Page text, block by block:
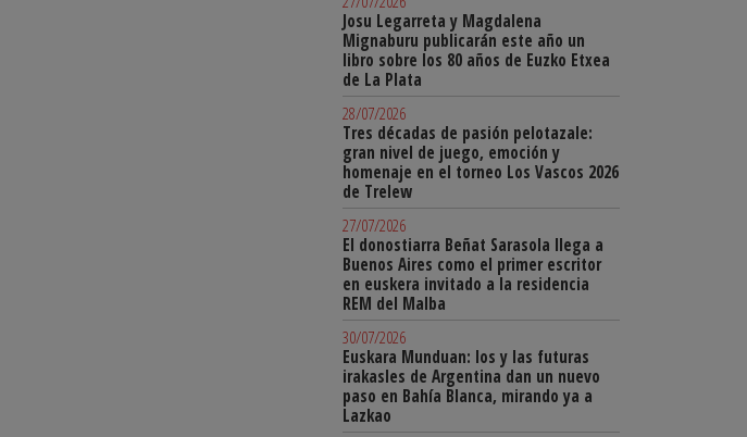
Josu Legarreta y Magdalena
Mignaburu publicarán este año un
libro sobre los 80 años de Euzko Etxea
de La Plata
28/07/2026
Tres décadas de pasión pelotazale:
gran nivel de juego, emoción y
homenaje en el torneo Los Vascos 2026
de Trelew
27/07/2026
El donostiarra Beñat Sarasola llega a
Buenos Aires como el primer escritor
en euskera invitado a la residencia
REM del Malba
30/07/2026
Euskara Munduan: los y las futuras
irakasles de Argentina dan un nuevo
paso en Bahía Blanca, mirando ya a
Lazkao